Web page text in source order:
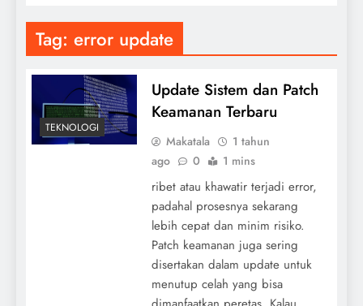
Tag: error update
TEKNOLOGI
Update Sistem dan Patch
Keamanan Terbaru
Makatala
1 tahun
ago
0 1 mins
ribet atau khawatir terjadi error,
padahal prosesnya sekarang
lebih cepat dan minim risiko.
Patch keamanan juga sering
disertakan dalam update untuk
menutup celah yang bisa